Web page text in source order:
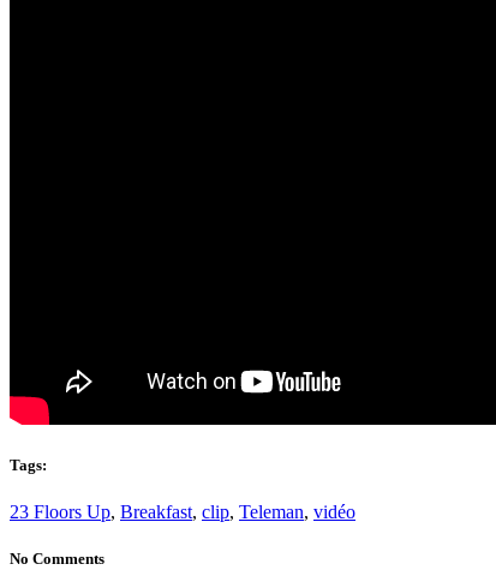
Tags:
23 Floors Up, Breakfast, clip, Teleman, vidéo
No Comments